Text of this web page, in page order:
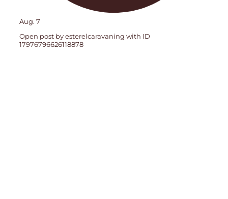
Aug. 7
Open post by esterelcaravaning with ID
17976796626118878